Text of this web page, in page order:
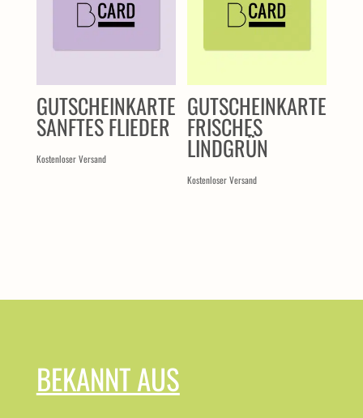
GUTSCHEINKARTE
SANFTES FLIEDER
Kostenloser Versand
GUTSCHEINKARTE
FRISCHES
LINDGRÜN
Kostenloser Versand
BEKANNT AUS